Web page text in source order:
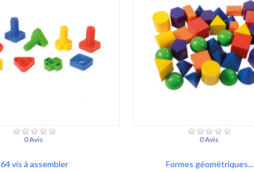
0 Avis
64 vis à assembler
0 Avis
Formes géométriques...